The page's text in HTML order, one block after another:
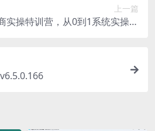
上一篇
实操特训营，从0到1系统实操教